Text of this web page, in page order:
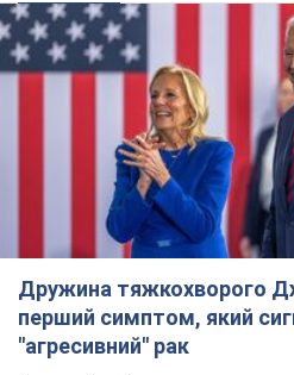
Дружина тяжкохворого
перший симптом, який
"агресивний" рак